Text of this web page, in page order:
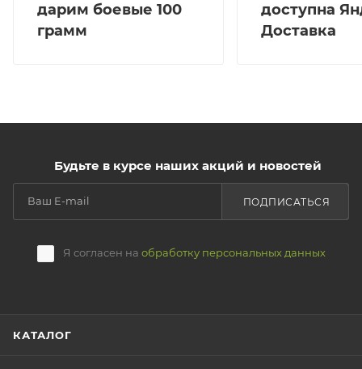
дарим боевые 100
грамм
доступна
Доставка
Будьте в курсе наших акций и новостей
Я согласен на обработку персональных данных
ПОДПИСАТЬСЯ
КАТАЛОГ